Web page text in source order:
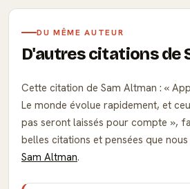
DU MÊME AUTEUR
D'autres citations de
Cette citation de Sam Altman :
Le monde évolue rapidement, et
pas seront laissés pour compte
,
belles citations et pensées que
Sam Altman.